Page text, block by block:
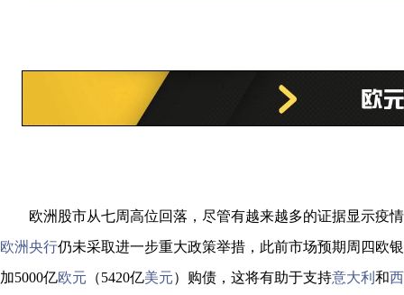
欧洲股市从七周高位回落，尽管有越来越多的证据显示疫
欧洲央行仍未采取进一步重大政策举措，此前市场预期周四欧
加5000亿欧元 （5420亿美元）购债，这将有助于支持意大利 和